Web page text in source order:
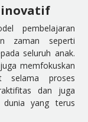
inovatif
pembelajaran
zaman seperti
seluruh anak.
memfokuskan
selama proses
dan juga
dunia yang terus